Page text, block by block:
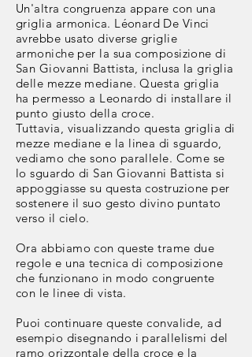
Un'altra congruenza appare con una
griglia armonica. Léonard De Vinci
avrebbe usato diverse griglie
armoniche per la sua composizione di
San Giovanni Battista, inclusa la griglia
delle mezze mediane. Questa griglia
ha permesso a Leonardo di installare il
punto giusto della croce.
Tuttavia, visualizzando questa griglia di
mezze mediane e la linea di sguardo,
vediamo che sono parallele. Come se
lo sguardo di San Giovanni Battista si
appoggiasse su questa costruzione per
sostenere il suo gesto divino puntato
verso il cielo.
Ora abbiamo con queste trame due
regole e una tecnica di composizione
che funzionano in modo congruente
con le linee di vista.
Puoi continuare queste convalide, ad
esempio disegnando i parallelismi del
ramo orizzontale della croce e la